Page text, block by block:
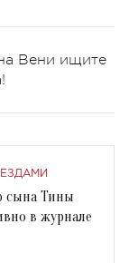
Вени ищите
сына Тины
в журнале